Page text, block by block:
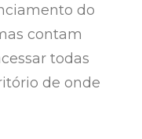
do
contam
todas
de onde